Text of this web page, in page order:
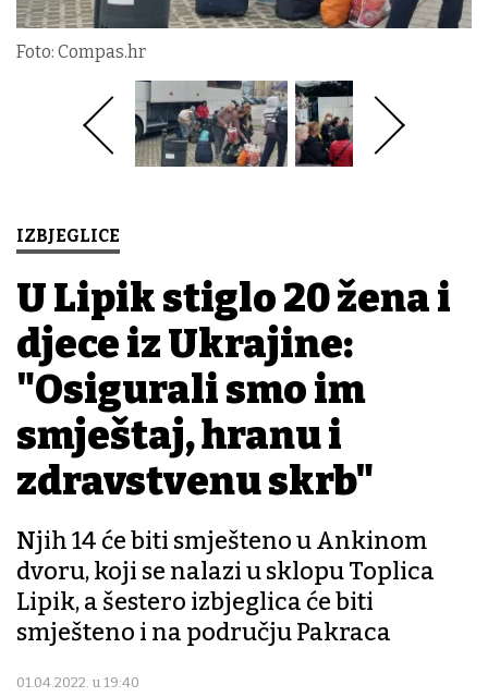
Foto: Compas.hr
IZBJEGLICE
U Lipik stiglo 20 žena i
djece iz Ukrajine:
"Osigurali smo im
smještaj, hranu i
zdravstvenu skrb"
Njih 14 će biti smješteno u Ankinom
dvoru, koji se nalazi u sklopu Toplica
Lipik, a šestero izbjeglica će biti
smješteno i na području Pakraca
01.04.2022. u 19:40